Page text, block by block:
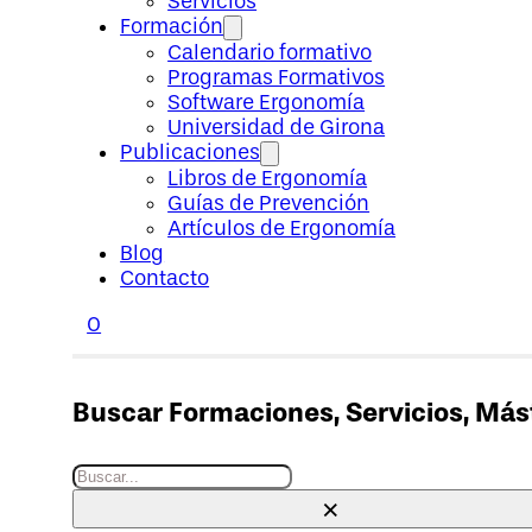
Formación
Calendario formativo
Programas Formativos
Software Ergonomía
Universidad de Girona
Publicaciones
Libros de Ergonomía
Guías de Prevención
Artículos de Ergonomía
Blog
Contacto
0
Buscar Formaciones, Servicios,
Buscar
×